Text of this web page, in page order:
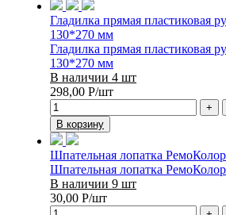
Гладилка прямая пластиковая
130*270 мм
Гладилка прямая пластиковая
130*270 мм
В наличии 4 шт
298,00 Р/шт
+
В корзину
Шпательная лопатка
Шпательная лопатка
В наличии 9 шт
30,00 Р/шт